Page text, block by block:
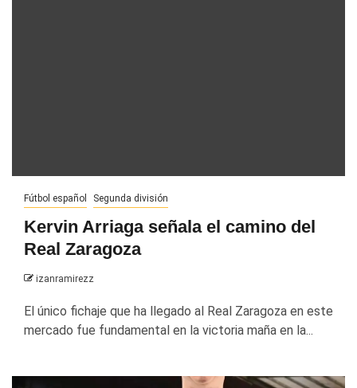
Fútbol español Segunda división
Kervin Arriaga señala el camino del
Real Zaragoza
izanramirezz
El único fichaje que ha llegado al Real Zaragoza en este
mercado fue fundamental en la victoria maña en la...